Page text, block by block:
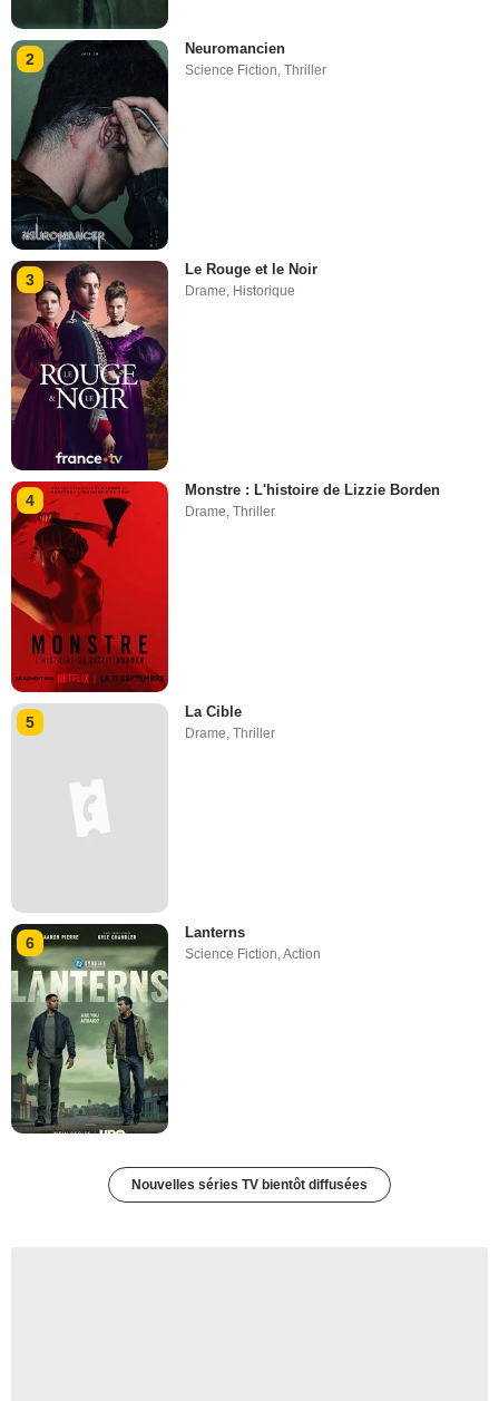
2
Neuromancien
Science Fiction,Thriller
3
Le Rouge et le Noir
Drame, Historique
4
Monstre : L'histoire de Lizzie Borden
Drame,Thriller
5
La Cible
Drame ,Thriller
6
Lanterns
Science Fiction,Action
Nouvelles séries TV bientôt diffusées